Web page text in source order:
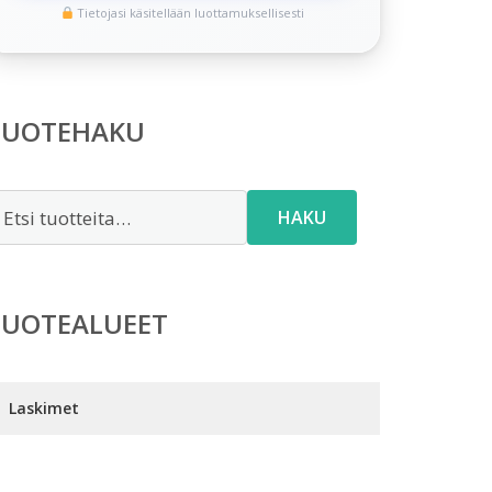
Tietojasi käsitellään luottamuksellisesti
HAKU
Laskimet